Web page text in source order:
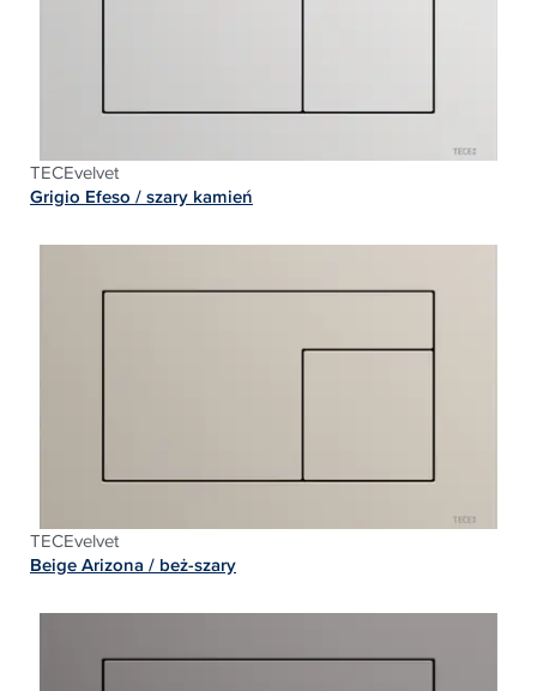
TECEvelvet
Grigio Efeso / szary kamień
TECEvelvet
Beige Arizona / beż-szary